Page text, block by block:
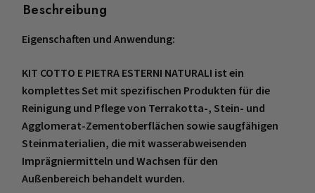
Beschreibung
Eigenschaften und Anwendung:
KIT COTTO E PIETRA ESTERNI NATURALI ist ein
komplettes Set mit spezifischen Produkten für die
Reinigung und Pflege von Terrakotta-, Stein- und
Agglomerat-Zementoberflächen sowie saugfähigen
Steinmaterialien, die mit wasserabweisenden
Imprägniermitteln und Wachsen für den
Außenbereich behandelt wurden.